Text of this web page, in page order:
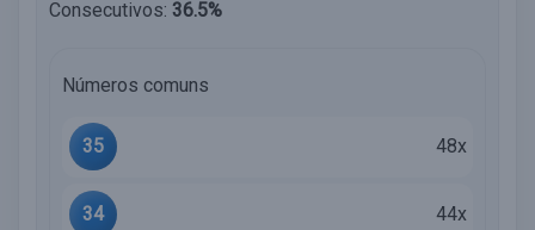
Consecutivos: 36.5%
Números comuns
35 48x
34 44x